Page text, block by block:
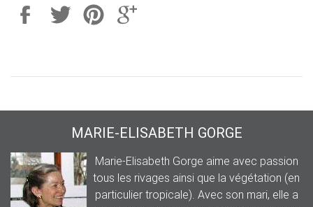
MARIE-ELISABETH GORGE
Marie-Elisabeth Gorge aime avec passion
tous les rivages ainsi que la végétation (en
particulier tropicale). Avec son mari, elle a